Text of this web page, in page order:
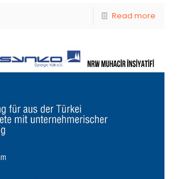
Read more